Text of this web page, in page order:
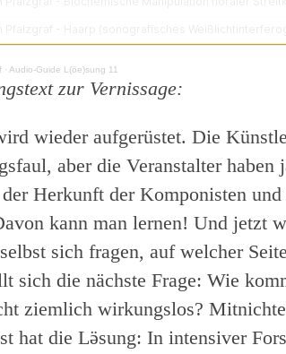
· Audio-Guide L(öe)sung 11
zur Vernissage:
wieder aufgerüstet. Die
aber die Veranstalter
Herkunft der Komponisten
kann man lernen! Und jetzt
sich fragen, auf welcher
sich die nächste Frage: Wie
ziemlich wirkungslos?
hat die Lӛsung: In intensiver